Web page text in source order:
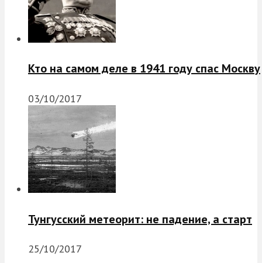
Кто на самом деле в 1941 году спас Москву
03/10/2017
Тунгусский метеорит: не падение, а старт
25/10/2017